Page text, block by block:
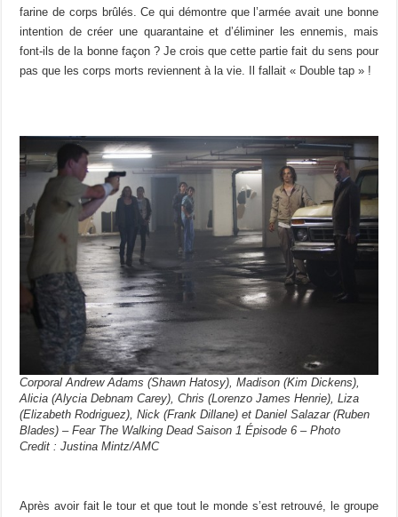
farine de corps brûlés. Ce qui démontre que l’armée avait une bonne
intention de créer une quarantaine et d’éliminer les ennemis, mais
font-ils de la bonne façon ? Je crois que cette partie fait du sens pour
pas que les corps morts reviennent à la vie. Il fallait « Double tap » !
Corporal Andrew Adams (Shawn Hatosy), Madison (Kim Dickens),
Alicia (Alycia Debnam Carey), Chris (Lorenzo James Henrie), Liza
(Elizabeth Rodriguez), Nick (Frank Dillane) et Daniel Salazar (Ruben
Blades) – Fear The Walking Dead Saison 1 Épisode 6 – Photo
Credit : Justina Mintz/AMC
Après avoir fait le tour et que tout le monde s’est retrouvé, le groupe